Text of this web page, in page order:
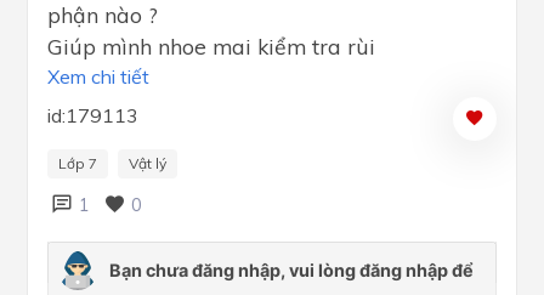
phận nào ?
Giúp mình nhoe mai kiểm tra rùi
Xem chi tiết
id:179113
Lớp 7 Vật lý
1 0